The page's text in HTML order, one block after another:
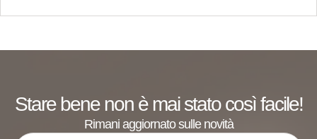
Stare bene non è mai stato così facile!
Rimani aggiornato sulle novità